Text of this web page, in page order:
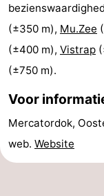
Natuur
Het
-
Knokke-
-
Blankenberge
-
Wenduine
-
(±350 m), Mu.Zee
(±400 m), Vistrap
(±750 m).
Voor
Mercatordok,
web. Website